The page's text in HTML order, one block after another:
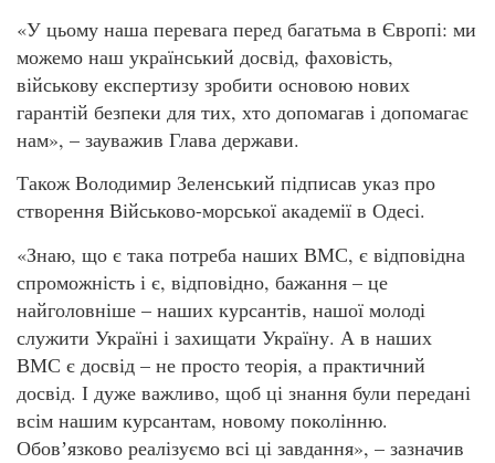
«У цьому наша перевага перед багатьма в Європі: ми
можемо наш український досвід, фаховість,
військову експертизу зробити основою нових
гарантій безпеки для тих, хто допомагав і допомагає
нам», – зауважив Глава держави.
Також Володимир Зеленський підписав указ про
створення Військово-морської академії в Одесі.
«Знаю, що є така потреба наших ВМС, є відповідна
спроможність і є, відповідно, бажання – це
найголовніше – наших курсантів, нашої молоді
служити Україні і захищати Україну. А в наших
ВМС є досвід – не просто теорія, а практичний
досвід. І дуже важливо, щоб ці знання були передані
всім нашим курсантам, новому поколінню.
Обовʼязково реалізуємо всі ці завдання», – зазначив